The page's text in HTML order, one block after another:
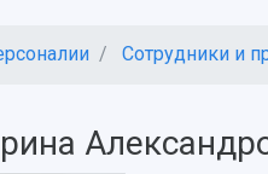
Сотрудники и